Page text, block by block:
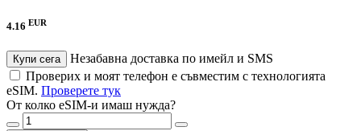
4.16 EUR
Купи сега
Незабавна доставка по имейл и SMS
Проверих и моят телефон е съвместим с технологията
eSIM. Проверете тук
От колко eSIM-и имаш нужда?